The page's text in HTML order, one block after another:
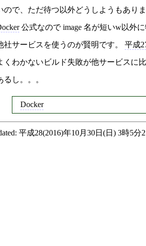
ので、ただ待つ以外どうしようもありま
公式なので image 名が短いw以外
社サービスを使うのが賢明です。 平成
くわかないビルド失敗が他サービスに
るし。。。
Docker
平成28(2016)年10月30日(日) 3時5分